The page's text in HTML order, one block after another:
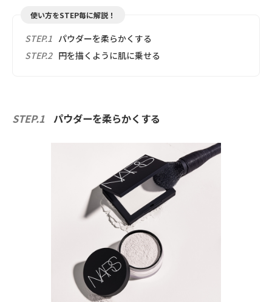
使い方をSTEP毎に解説！
STEP.1 パウダーを柔らかくする
STEP.2 円を描くように肌に乗せる
STEP.1 パウダーを柔らかくする